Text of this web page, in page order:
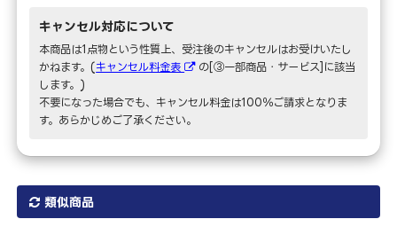
キャンセル対応について
本商品は1点物という性質上、受注後のキャンセルはお受けいたし
かねます。(キャンセル料金表
の[③一部商品・サービス]に該当
します。)
不要になった場合でも、キャンセル料金は100％ご請求となりま
す。あらかじめご了承ください。
類似商品